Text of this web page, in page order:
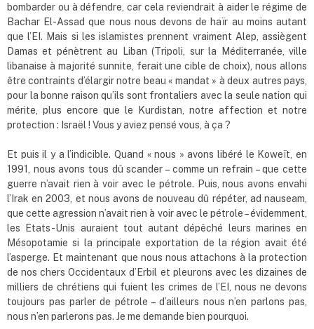
bombarder ou à défendre, car cela reviendrait à aider le régime de
Bachar El-Assad que nous nous devons de haïr au moins autant
que l’EI. Mais si les islamistes prennent vraiment Alep, assiègent
Damas et pénètrent au Liban (Tripoli, sur la Méditerranée, ville
libanaise à majorité sunnite, ferait une cible de choix), nous allons
être contraints d’élargir notre beau « mandat » à deux autres pays,
pour la bonne raison qu’ils sont frontaliers avec la seule nation qui
mérite, plus encore que le Kurdistan, notre affection et notre
protection : Israël ! Vous y aviez pensé vous, à ça ?
Et puis il y a l’indicible. Quand « nous » avons libéré le Koweït, en
1991, nous avons tous dû scander – comme un refrain – que cette
guerre n’avait rien à voir avec le pétrole. Puis, nous avons envahi
l’Irak en 2003, et nous avons de nouveau dû répéter, ad nauseam,
que cette agression n’avait rien à voir avec le pétrole – évidemment,
les Etats-Unis auraient tout autant dépêché leurs marines en
Mésopotamie si la principale exportation de la région avait été
l’asperge. Et maintenant que nous nous attachons à la protection
de nos chers Occidentaux d’Erbil et pleurons avec les dizaines de
milliers de chrétiens qui fuient les crimes de l’EI, nous ne devons
toujours pas parler de pétrole – d’ailleurs nous n’en parlons pas,
nous n’en parlerons pas. Je me demande bien pourquoi.